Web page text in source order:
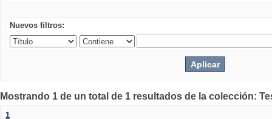
Nuevos filtros:
Mostrando 1 de un total de 1 resultados de la colección:
1